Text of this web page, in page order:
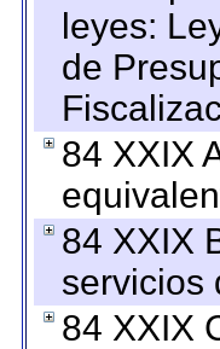
leyes:
de
84 XXIX
84 XXIX
servicios
84 XXIX